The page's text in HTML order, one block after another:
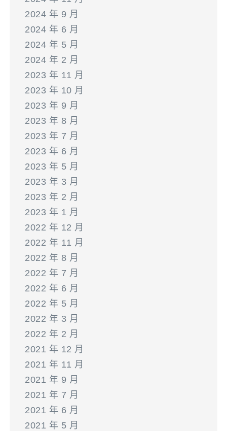
2024 年 9 月
2024 年 6 月
2024 年 5 月
2024 年 2 月
2023 年 11 月
2023 年 10 月
2023 年 9 月
2023 年 8 月
2023 年 7 月
2023 年 6 月
2023 年 5 月
2023 年 3 月
2023 年 2 月
2023 年 1 月
2022 年 12 月
2022 年 11 月
2022 年 8 月
2022 年 7 月
2022 年 6 月
2022 年 5 月
2022 年 3 月
2022 年 2 月
2021 年 12 月
2021 年 11 月
2021 年 9 月
2021 年 7 月
2021 年 6 月
2021 年 5 月